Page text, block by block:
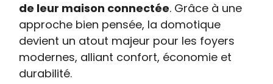
de leur maison connectée. Grâce à une
approche bien pensée, la domotique
devient un atout majeur pour les foyers
modernes, alliant confort, économie et
durabilité.